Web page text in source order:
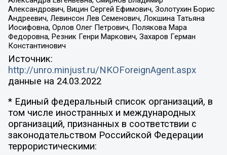
Александрович, Вицин Сергей Ефимович, Золотухин Борис
Андреевич, Левинсон Лев Семенович, Локшина Татьяна
Иосифовна, Орлов Олег Петрович, Полякова Мара
Федоровна, Резник Генри Маркович, Захаров Герман
Константинович
Источник:
http://unro.minjust.ru/NKOForeignAgent.aspx
данные на 24.03.2022
* Единый федеральный список организаций, в
том числе иностранных и международных
организаций, признанных в соответствии с
законодательством Российской Федерации
террористическими: